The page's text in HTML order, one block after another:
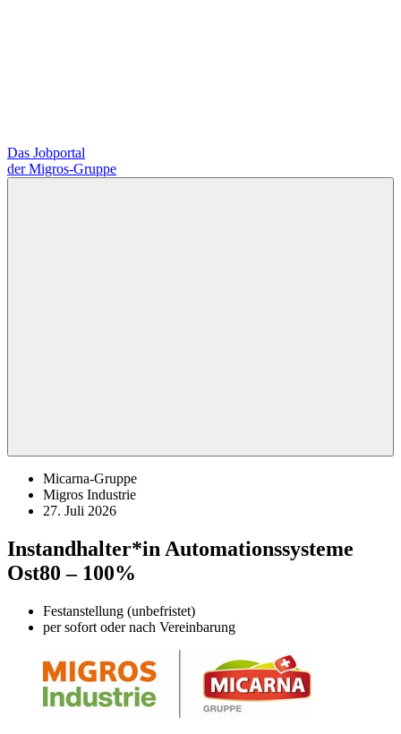
Das Jobportal
der Migros-Gruppe
Micarna-Gruppe
Migros Industrie
27. Juli 2026
Instandhalter*in Automationssysteme
Ost80 – 100%
Festanstellung (unbefristet)
per sofort oder nach Vereinbarung